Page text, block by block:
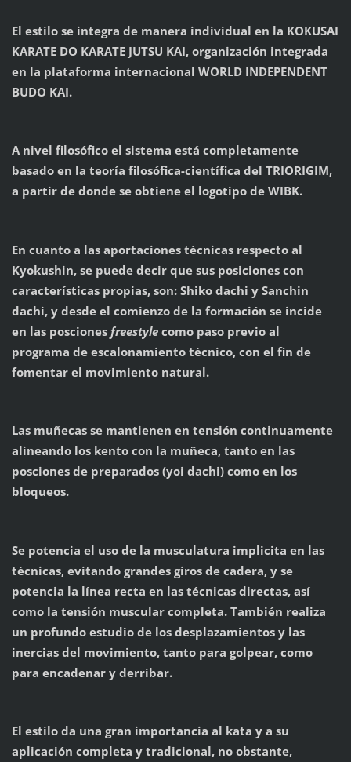
El estilo se integra de manera individual en la KOKUSAI
KARATE DO KARATE JUTSU KAI, organización integrada
en la plataforma internacional WORLD INDEPENDENT
BUDO KAI.
A nivel filosófico el sistema está completamente
basado en la teoría filosófica-científica del TRIORIGIM,
a partir de donde se obtiene el logotipo de WIBK.
En cuanto a las aportaciones técnicas respecto al
Kyokushin, se puede decir que sus posiciones con
características propias, son: Shiko dachi y Sanchin
dachi, y desde el comienzo de la formación se incide
en las poscionesfreestylecomo paso previo al
programa de escalonamiento técnico, con el fin de
fomentar el movimiento natural.
Las muñecas se mantienen en tensión continuamente
alineando los kento con la muñeca, tanto en las
posciones de preparados (yoi dachi) como en los
bloqueos.
Se potencia el uso de la musculatura implicita en las
técnicas, evitando grandes giros de cadera, y se
potencia la línea recta en las técnicas directas, así
como la tensión muscular completa. También realiza
un profundo estudio de los desplazamientos y las
inercias del movimiento, tanto para golpear, como
para encadenar y derribar.
El estilo da una gran importancia al kata y a su
aplicación completa y tradicional, no obstante,